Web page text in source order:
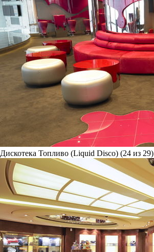
Дискотека Топливо (Liquid Disco) (24 из 29)